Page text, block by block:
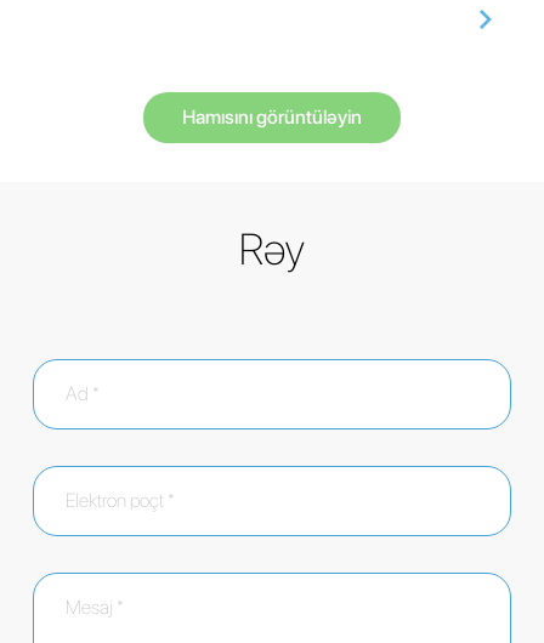
Hamısını görüntüləyin
Rəy